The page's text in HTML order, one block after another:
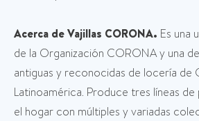
Acerca de Vajillas CORONA. Es una
de la Organización CORONA y una
antiguas y reconocidas de locería de
Latinoamérica. Produce tres líneas
el hogar con múltiples y variadas